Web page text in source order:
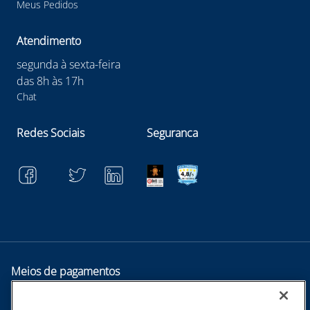
Meus Pedidos
Atendimento
segunda à sexta-feira
das 8h às 17h
Chat
Redes Sociais Seguranca
Meios de pagamentos